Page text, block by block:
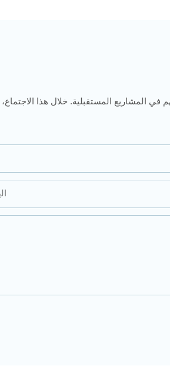
المشاريع المستقبلية. خلال هذا الاجتماع،